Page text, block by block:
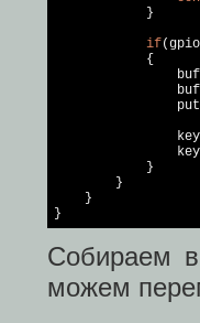
            }
if
            {
            }
        }
    }
Собираем
можем